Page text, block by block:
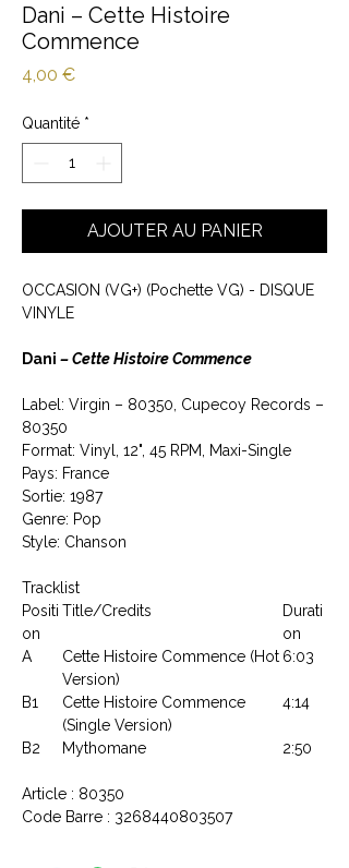
Dani ‎– Cette Histoire
Commence
4,00 €Prix
Quantité *
AJOUTER AU PANIER
OCCASION (VG+) (Pochette VG) - DISQUE
VINYLE
Dani ‎– Cette Histoire Commence
Label: Virgin ‎– 80350, Cupecoy Records ‎–
80350
Format: Vinyl, 12", 45 RPM, Maxi-Single
Pays: France
Sortie: 1987
Genre: Pop
Style: Chanson
Tracklist
Positi
on
Title/Credits
Durati
on
A
Cette Histoire Commence (Hot
Version)
6:03
B1
Cette Histoire Commence
(Single Version)
4:14
B2 Mythomane 2:50
Article : 80350
Code Barre : 3268440803507